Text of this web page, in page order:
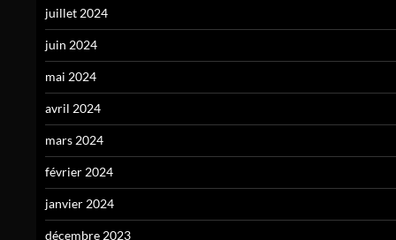
juillet 2024
juin 2024
mai 2024
avril 2024
mars 2024
février 2024
janvier 2024
décembre 2023